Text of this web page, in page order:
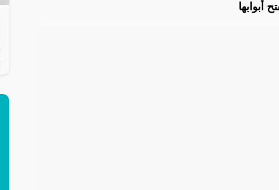
أبوابها